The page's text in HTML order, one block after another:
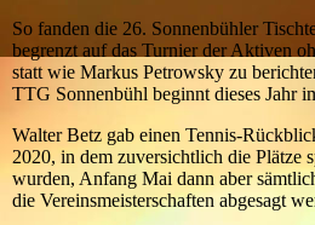
So fanden die 26. Sonnenbühler
begrenzt auf das Turnier der Aktiven
statt wie Markus Petrowsky zu
TTG Sonnenbühl beginnt dieses Jahr
Walter Betz gab einen Tennis-
2020, in dem zuversichtlich die Plätze
wurden, Anfang Mai dann aber
die Vereinsmeisterschaften abgesagt